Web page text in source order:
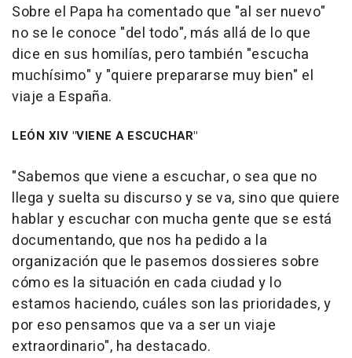
Sobre el Papa ha comentado que "al ser nuevo"
no se le conoce "del todo", más allá de lo que
dice en sus homilías, pero también "escucha
muchísimo" y "quiere prepararse muy bien" el
viaje a España.
LEÓN XIV "VIENE A ESCUCHAR"
"Sabemos que viene a escuchar, o sea que no
llega y suelta su discurso y se va, sino que quiere
hablar y escuchar con mucha gente que se está
documentando, que nos ha pedido a la
organización que le pasemos dossieres sobre
cómo es la situación en cada ciudad y lo
estamos haciendo, cuáles son las prioridades, y
por eso pensamos que va a ser un viaje
extraordinario", ha destacado.